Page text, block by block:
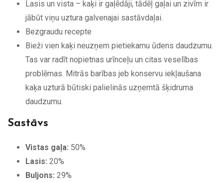
Lasis un vista – kaķi ir gaļēdāji, tādēļ gaļai un zivīm ir
jābūt viņu uztura galvenajai sastāvdaļai.
Bezgraudu recepte
Bieži vien kaķi neuzņem pietiekamu ūdens daudzumu.
Tas var radīt nopietnas urīnceļu un citas veselības
problēmas. Mitrās barības jeb konservu iekļaušana
kaķa uzturā būtiski palielinās uzņemtā šķidruma
daudzumu.
Sastāvs
Vistas gaļa: 50%
Lasis: 20%
Buljons: 29%